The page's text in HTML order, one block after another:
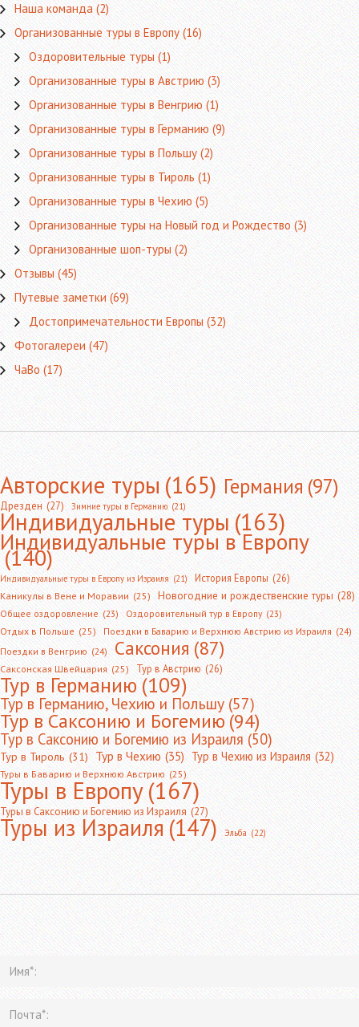
Наша команда(2)
Организованные туры в Европу(16)
Оздоровительные туры(1)
Организованные туры в Австрию(3)
Организованные туры в Венгрию(1)
Организованные туры в Германию(9)
Организованные туры в Польшу(2)
Организованные туры в Тироль(1)
Организованные туры в Чехию(5)
Организованные туры на Новый год и Рождество(3)
Организованные шоп-туры(2)
Отзывы(45)
Путевые заметки(69)
Достопримечательности Европы(32)
Фотогалереи(47)
ЧаВо(17)
Авторские туры(165) Германия(97)
Дрезден (27) Зимние туры в Германию (21)
Индивидуальные туры(163)
Индивидуальные туры в Европу
(140)
Индивидуальные туры в Европу из Израиля (21) История Европы (26)
Каникулы в Вене и Моравии (25) Новогодние и рождественские туры (28)
Общее оздоровление (23) Оздоровительный тур в Европу (23)
Отдых в Польше (25) Поездки в Баварию и Верхнюю Австрию из Израиля (24)
Поездки в Венгрию (24) Саксония (87)
Саксонская Швейцария (25) Тур в Австрию (26)
Тур в Германию(109)
Тур в Германию, Чехию и Польшу (57)
Тур в Саксонию и Богемию(94)
Тур в Саксонию и Богемию из Израиля (50)
Тур в Тироль (31) Тур в Чехию (35) Тур в Чехию из Израиля (32)
Туры в Баварию и Верхнюю Австрию (25)
Туры в Европу(167)
Туры в Саксонию и Богемию из Израиля (27)
Туры из Израиля(147) Эльба (22)